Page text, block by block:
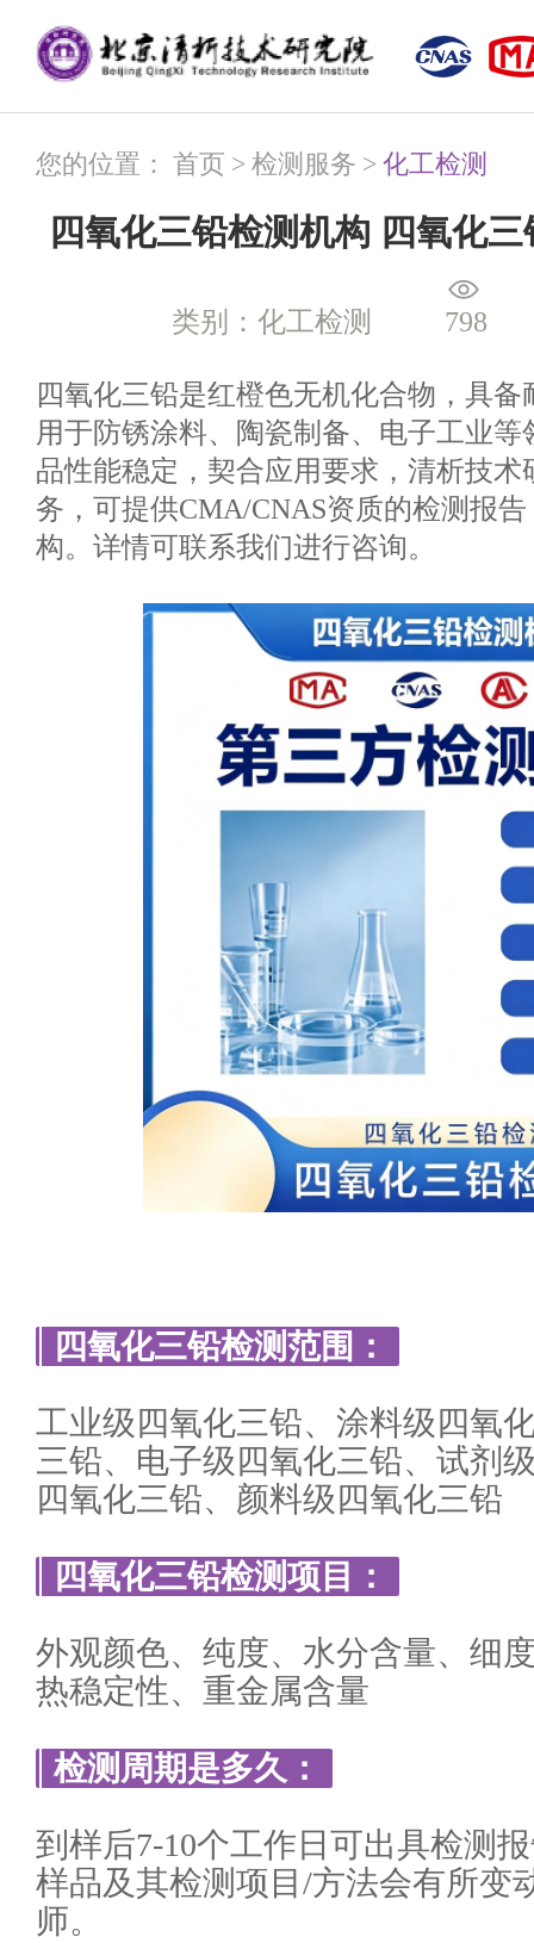
您的位置： 首页 > 检测服务 > 化工检测
四氧化三铅检测机构 四氧化
类别：化工检测 798
四氧化三铅是红橙色无机化合物，具
用于防锈涂料、陶瓷制备、电子工业
品性能稳定，契合应用要求，清析技
务，可提供CMA/CNAS资质的检测报
构。详情可联系我们进行咨询。
四氧化三铅检测范围：
工业级四氧化三铅、涂料级四氧
三铅、电子级四氧化三铅、试剂
四氧化三铅、颜料级四氧化三铅
四氧化三铅检测项目：
外观颜色、纯度、水分含量、细
热稳定性、重金属含量
检测周期是多久：
到样后7-10个工作日可出具检测
样品及其检测项目/方法会有所变
师。